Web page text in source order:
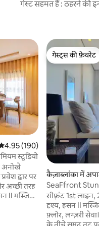
गेस्ट सहमत हैं : ठहरने की
रेटिंग 5 में से 4.95, 190
4.95 (190)
स्टूडियो
अनोखे
द्वार पर
अच्छी तरह
II मस्जिद
गेस्ट्स की फ़ेवरेट
गेस्ट्स की फ़ेवरेट
कैज़ाब्लांका में
SeaFfront
सीफ़्रंट 1st लाइन,
दृश्य, हसन II
फ़्लोर, लग्ज़री